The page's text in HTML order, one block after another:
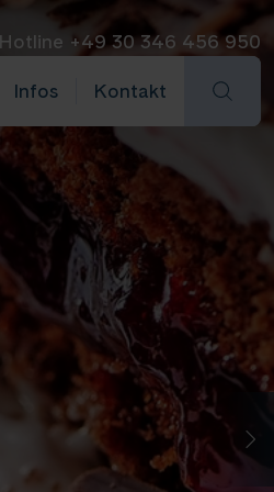
Hotline +49 30 346 456 950
Infos Kontakt